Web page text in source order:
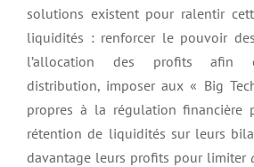
solutions existent pour ralentir
liquidités : renforcer le pouvoir
l’allocation des profits afin
distribution, imposer aux « Big
propres à la régulation financière
rétention de liquidités sur leurs
davantage leurs profits pour limiter